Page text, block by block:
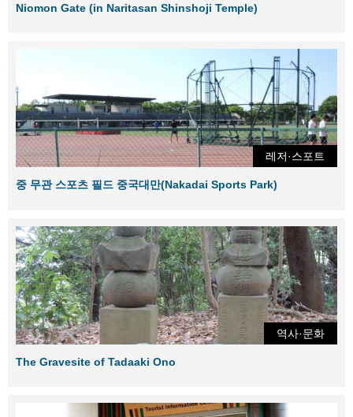
Niomon Gate (in Naritasan Shinshoji Temple)
레저·스포트
중 무관 스포츠 필드 중국대만(Nakadai Sports Park)
역사·문화
The Gravesite of Tadaaki Ono